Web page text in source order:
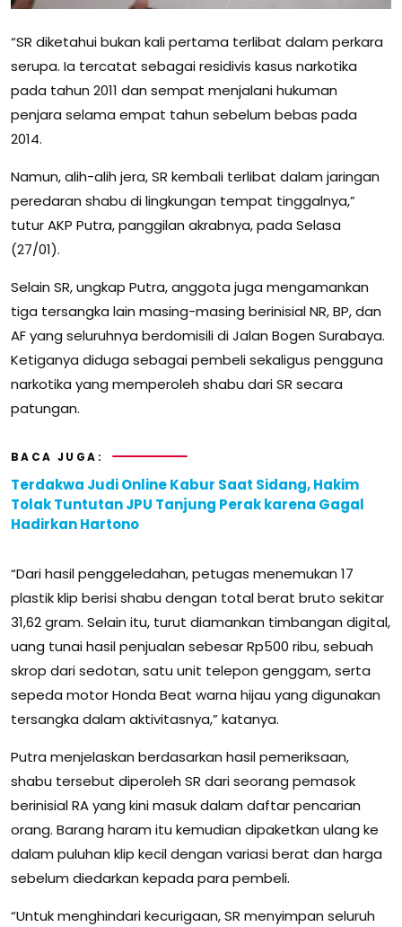
“SR diketahui bukan kali pertama terlibat dalam perkara
serupa. Ia tercatat sebagai residivis kasus narkotika
pada tahun 2011 dan sempat menjalani hukuman
penjara selama empat tahun sebelum bebas pada
2014.
Namun, alih-alih jera, SR kembali terlibat dalam jaringan
peredaran shabu di lingkungan tempat tinggalnya,”
tutur AKP Putra, panggilan akrabnya, pada Selasa
(27/01).
Selain SR, ungkap Putra, anggota juga mengamankan
tiga tersangka lain masing-masing berinisial NR, BP, dan
AF yang seluruhnya berdomisili di Jalan Bogen Surabaya.
Ketiganya diduga sebagai pembeli sekaligus pengguna
narkotika yang memperoleh shabu dari SR secara
patungan.
BACA JUGA:
Terdakwa Judi Online Kabur Saat Sidang, Hakim
Tolak Tuntutan JPU Tanjung Perak karena Gagal
Hadirkan Hartono
“Dari hasil penggeledahan, petugas menemukan 17
plastik klip berisi shabu dengan total berat bruto sekitar
31,62 gram. Selain itu, turut diamankan timbangan digital,
uang tunai hasil penjualan sebesar Rp500 ribu, sebuah
skrop dari sedotan, satu unit telepon genggam, serta
sepeda motor Honda Beat warna hijau yang digunakan
tersangka dalam aktivitasnya,” katanya.
Putra menjelaskan berdasarkan hasil pemeriksaan,
shabu tersebut diperoleh SR dari seorang pemasok
berinisial RA yang kini masuk dalam daftar pencarian
orang. Barang haram itu kemudian dipaketkan ulang ke
dalam puluhan klip kecil dengan variasi berat dan harga
sebelum diedarkan kepada para pembeli.
“Untuk menghindari kecurigaan, SR menyimpan seluruh